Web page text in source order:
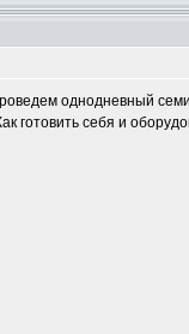
однодневный
готовить себя и